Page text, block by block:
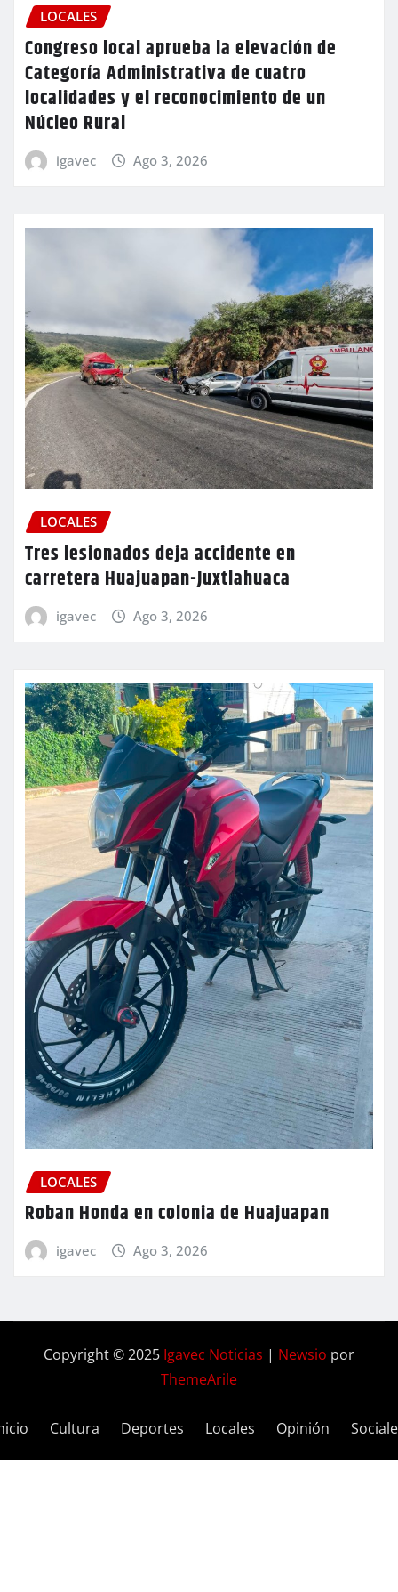
LOCALES
Congreso local aprueba la elevación de
Categoría Administrativa de cuatro
localidades y el reconocimiento de un
Núcleo Rural
igavec Ago 3, 2026
LOCALES
Tres lesionados deja accidente en
carretera Huajuapan-Juxtlahuaca
igavec Ago 3, 2026
LOCALES
Roban Honda en colonia de Huajuapan
igavec Ago 3, 2026
Copyright © 2025 Igavec Noticias | Newsio por
ThemeArile
Cultura Deportes Locales Opinión